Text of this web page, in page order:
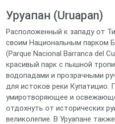
Уруапан (Uruapan)
Расположенный к западу от
своим Национальным парком
(Parque Nacional Barranca del
красивый парк с пышной
водопадами и прозрачными
для истоков реки Купатицио.
умиротворяющее и
отдохнуть от исторических
великолепие. В Уруапане